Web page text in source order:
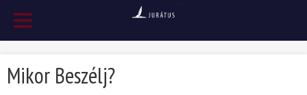
Mikor Beszélj?